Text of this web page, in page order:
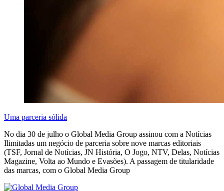
Uma parceria sólida
No dia 30 de julho o Global Media Group assinou com a Notícias
Ilimitadas um negócio de parceria sobre nove marcas editoriais
(TSF, Jornal de Notícias, JN História, O Jogo, NTV, Delas, Notícias
Magazine, Volta ao Mundo e Evasões). A passagem de titularidade
das marcas, com o Global Media Group